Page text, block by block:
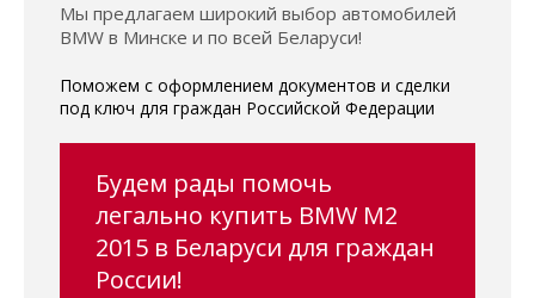
Мы предлагаем широкий выбор автомобилей
BMW в Минске и по всей Беларуси!
Поможем с оформлением документов и сделки
под ключ для граждан Российской Федерации
Будем рады помочь
легально купить BMW M2
2015 в Беларуси для граждан
России!